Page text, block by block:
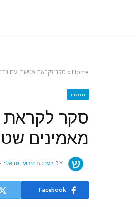
Home
» סקר לקראת פגישתו עם
חדשות
סקר לקראת
מאמינים
BY מערכת שבוע ישראלי
Facebook